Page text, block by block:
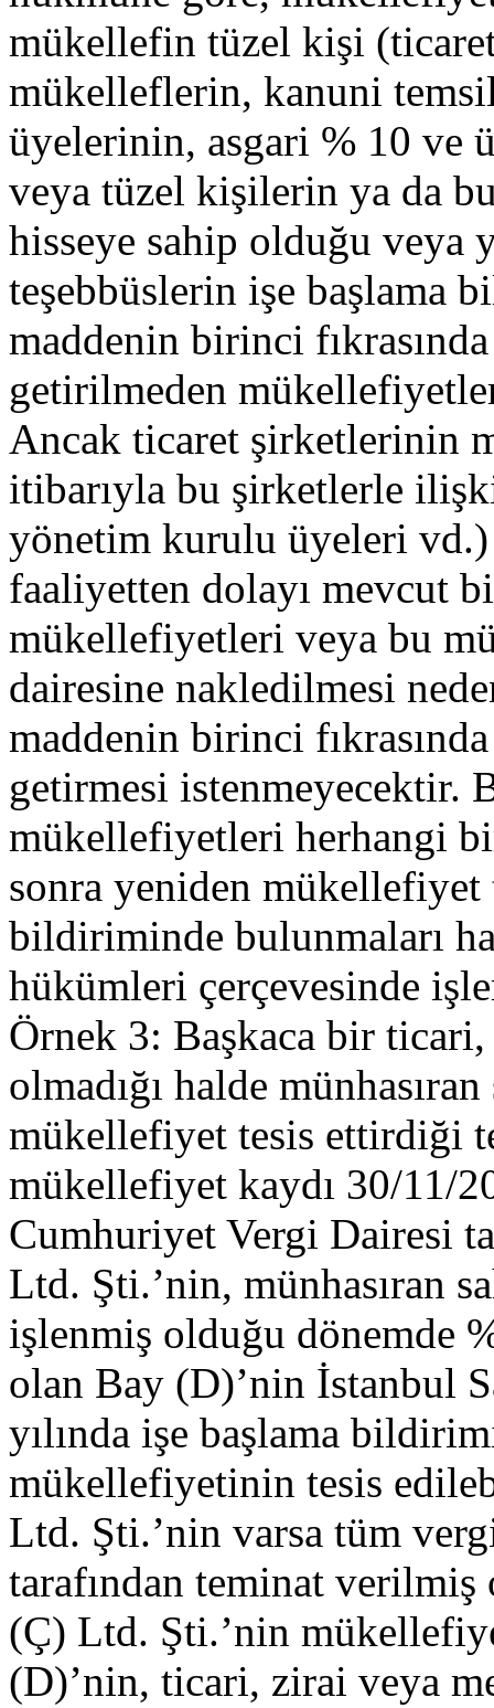
mükellefin tüzel kişi
mükelleflerin, kanuni
üyelerinin, asgari % 10 ve
veya tüzel kişilerin ya da
hisseye sahip olduğu veya
teşebbüslerin işe başlama
maddenin birinci
getirilmeden
Ancak ticaret şirketlerinin
itibarıyla bu şirketlerle
yönetim kurulu üyeleri
faaliyetten dolayı mevcut
mükellefiyetleri veya bu
dairesine nakledilmesi
maddenin birinci
getirmesi
mükellefiyetleri herhangi
sonra yeniden
bildiriminde bulunmaları
hükümleri çerçevesinde
Örnek 3: Başkaca bir
olmadığı halde
mükellefiyet tesis ettirdiği
mükellefiyet kaydı 30/11/
Cumhuriyet Vergi Dairesi
Ltd. Şti.’nin, münhasıran
işlenmiş olduğu dönemde
olan Bay (D)’nin İstanbul
yılında işe başlama
mükellefiyetinin tesis
Ltd. Şti.’nin varsa tüm
tarafından teminat verilmiş
(Ç) Ltd. Şti.’nin
(D)’nin, ticari, zirai veya